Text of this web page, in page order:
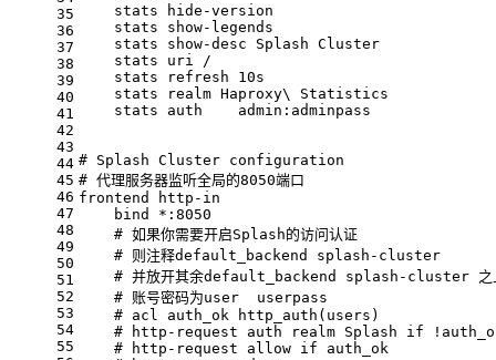
35
36
37
38
39
40
41
42
43
44
45
46
47
48
49
50
51
52
53
54
55
stats
hide-version
stats
show-legends
stats
show-desc Splash Cluster
stats
uri /
stats
refresh 10s
stats
realm Haproxy\ Statistics
stats
auth    admin:adminpass
# Splash Cluster configuration
# 代理服务器监听全局的8050端口
frontend
http-in
bind
*:8050
    # 如果你需要开启Splash的访问认证
    # 则注释default_backend splash-cluster
# 并放开其余default_backend splash-cluster 之
    # 账号密码为user  userpass
    # acl auth_ok http_auth(users)
# http-request auth realm Splash if
    # http-request allow if auth_ok